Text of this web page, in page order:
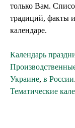
только Вам.
традиций, факты
календаре.
Календарь
Украине, в России.
Тематические